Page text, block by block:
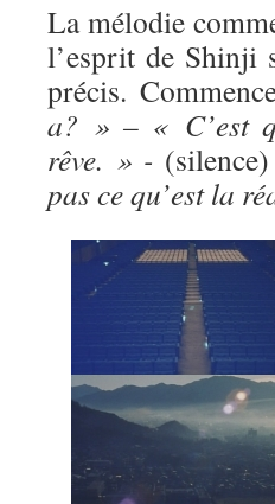
La mélodie
l’esprit de Shinji
précis.
a? » – « C’est
rêve. » - (silence)
pas ce qu’est la